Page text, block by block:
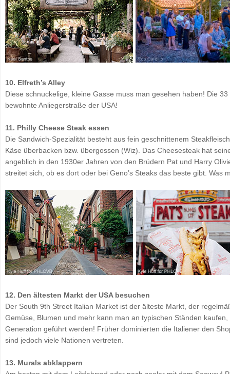
10. Elfreth’s Alley
Diese schnuckelige, kleine Gasse muss man gesehen haben! Die
bewohnte Anliegerstraße der USA!
11. Philly Cheese Steak essen
Die Sandwich-Spezialität besteht aus fein geschnittenem
Käse überbacken bzw. übergossen (Wiz). Das Cheesesteak hat
angeblich in den 1930er Jahren von den Brüdern Pat und Harry
streitet sich, ob es dort oder bei Geno’s Steaks das beste gibt. Was
12. Den ältesten Markt der USA besuchen
Der South 9th Street Italian Market ist der älteste Markt, der
Gemüse, Blumen und mehr kann man an typischen Ständen
Generation geführt werden! Früher dominierten die Italiener den
sind jedoch viele Nationen vertreten.
13. Murals abklappern